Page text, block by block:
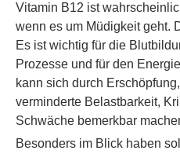
Vitamin B12 ist
wenn es um Müdigkeit geht.
Es ist wichtig für die
Prozesse und für den
kann sich durch
verminderte Belastbarkeit,
Schwäche bemerkbar
Besonders im Blick haben